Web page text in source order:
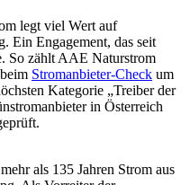
legt viel Wert auf
Ein Engagement, das seit
So zählt AAE Naturstrom
Stromanbieter-Check um
Kategorie „Treiber der
in Österreich
als 135 Jahren Strom aus